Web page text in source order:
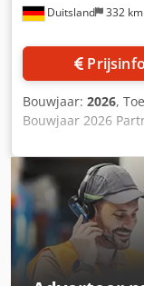
Duitsland 332 km
Prijsinfo
Bouwjaar: 2026,
Bouwjaar 2026
Agmoa Algemene
machine- en
Drukbalk incl. LED-
signaalkleuren:
zakt of
inzetbare oplegtafel
hoofdzaagblad in
lengteherkenning